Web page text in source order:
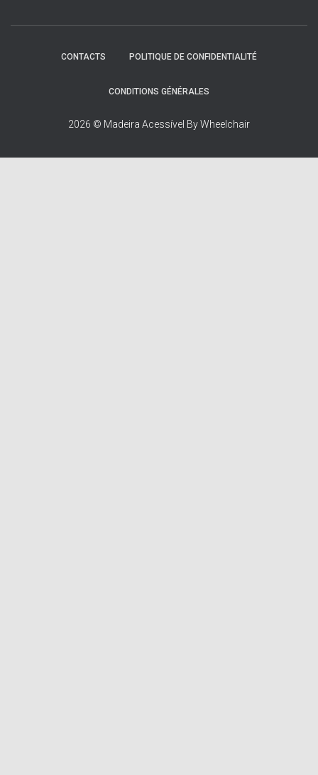
o
CONTACTS POLITIQUE DE CONFIDENTIALITÉ
CONDITIONS GÉNÉRALES
2026 © Madeira Acessível By Wheelchair